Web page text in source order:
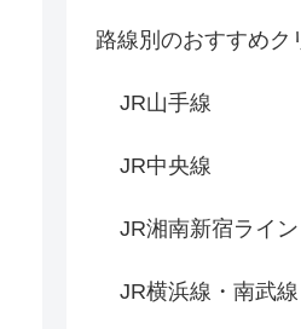
路線別のおすすめク
JR山手線
JR中央線
JR湘南新宿ライ
JR横浜線・南武線